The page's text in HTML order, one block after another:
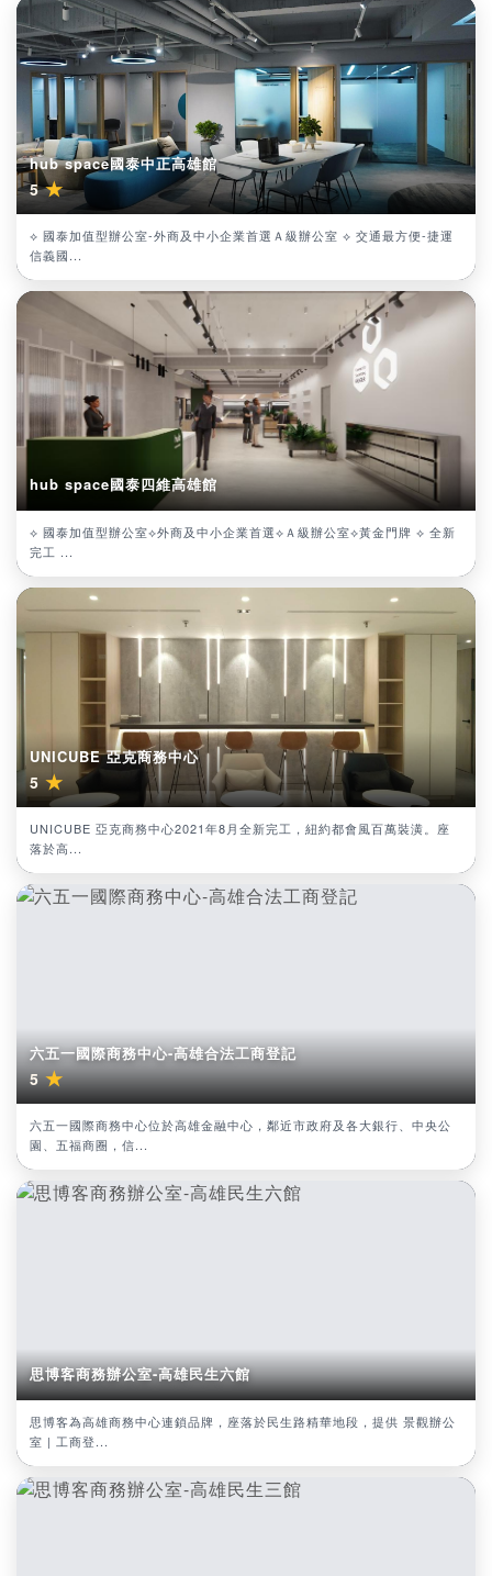
hub space國泰中正高雄館
5★
⟡ 國泰加值型辦公室-外商及中小企業首選Ａ級辦公室 ⟡ 交通最方便-捷運
信義國...
hub space國泰四維高雄館
⟡ 國泰加值型辦公室⟡外商及中小企業首選⟡Ａ級辦公室⟡黃金門牌 ⟡ 全新
完工 ...
UNICUBE 亞克商務中心
5★
UNICUBE 亞克商務中心2021年8月全新完工，紐約都會風百萬裝潢。座
落於高...
六五一國際商務中心-高雄合法工商登記
5★
六五一國際商務中心位於高雄金融中心，鄰近市政府及各大銀行、中央公
園、五福商圈，信...
思博客商務辦公室-高雄民生六館
思博客為高雄商務中心連鎖品牌，座落於民生路精華地段，提供 景觀辦公
室 | 工商登...